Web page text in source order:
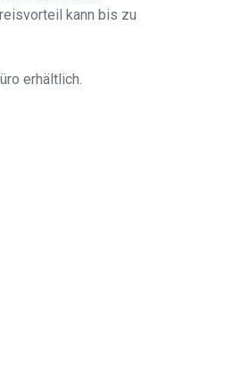
kann bis zu
erhältlich.